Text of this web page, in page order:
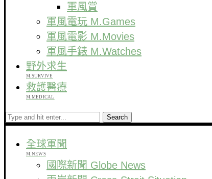
軍風賞
軍風電玩 M.Games
軍風電影 M.Movies
軍風手錶 M.Watches
野外求生
M.SURVIVE
救護醫療
M.MEDICAL
Search
全球軍聞
M.NEWS
國際新聞 Globe News